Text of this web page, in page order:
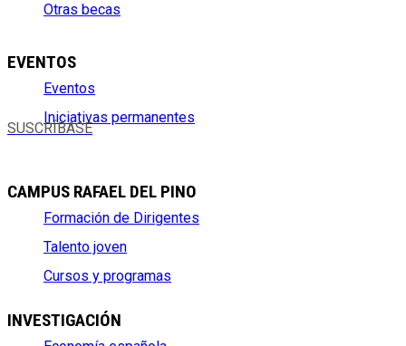
Otras becas
EVENTOS
Eventos
Iniciativas permanentes
SUSCRÍBASE
CAMPUS RAFAEL DEL PINO
Formación de Dirigentes
Talento joven
Cursos y programas
INVESTIGACIÓN